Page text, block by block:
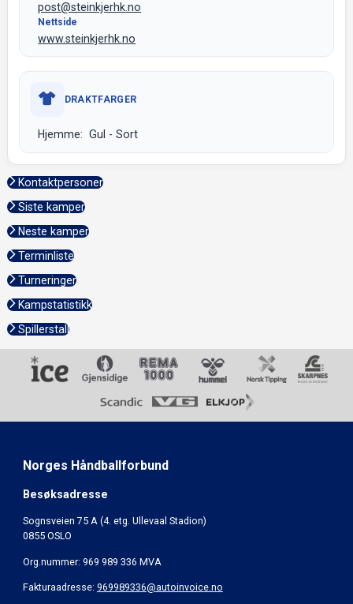
post@steinkjerhk.no
Nettside
www.steinkjerhk.no
DRAKTFARGER
Hjemme: Gul - Sort
Kontaktpersoner
Siste kamper
Neste kamper
Terminliste
Turneringer
Kampstatistikk
Spillerstall
Norges Håndballforbund
Besøksadresse
Sognsveien 75 A (4. etg. Ullevaal Stadion)
0855 OSLO
Org.nummer: 969 989 336 MVA
Fakturaadresse: 969989336@autoinvoice.no